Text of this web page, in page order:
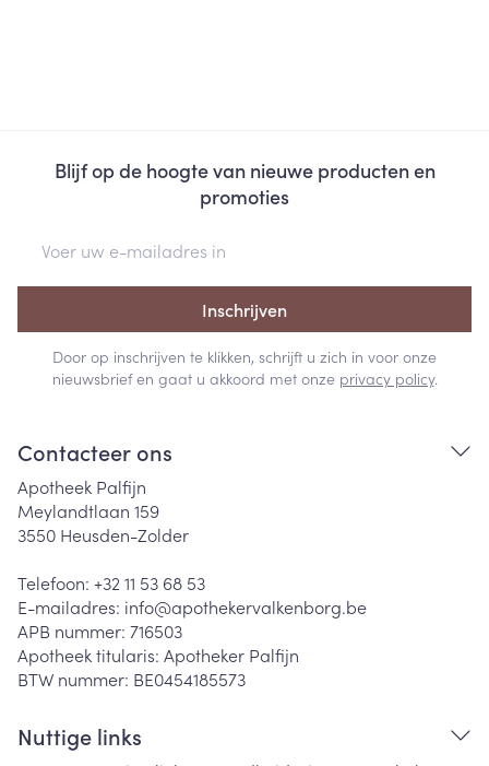
Blijf op de hoogte van nieuwe producten en
promoties
Inschrijven
Door op inschrijven te klikken, schrijft u zich in voor onze
nieuwsbrief en gaat u akkoord met onze privacy policy.
Contacteer ons
Apotheek Palfijn
Meylandtlaan 159
3550 Heusden-Zolder
Telefoon: +32 11 53 68 53
E-mailadres: info@apothekervalkenborg.be
APB nummer: 716503
Apotheek titularis: Apotheker Palfijn
BTW nummer: BE0454185573
Nuttige links